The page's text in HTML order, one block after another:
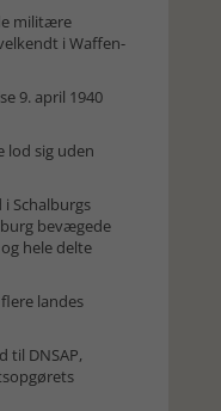
militære
i Waffen-
9. april 1940
lod sig uden
Schalburgs
bevægede
hele delte
landes
til DNSAP,